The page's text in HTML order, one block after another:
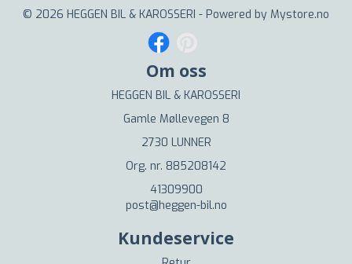
© 2026 HEGGEN BIL & KAROSSERI - Powered by Mystore.no
Om oss
HEGGEN BIL & KAROSSERI
Gamle Møllevegen 8
2730 LUNNER
Org. nr. 885208142
41309900
post@heggen-bil.no
Kundeservice